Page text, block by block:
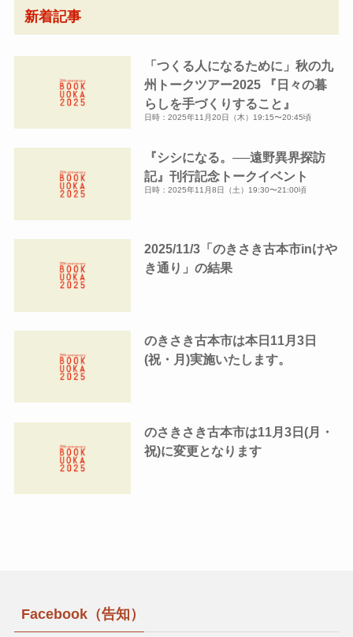
ー
カ
新着記事
「つくる人になるために」秋の九
州トークツアー2025 『日々の暮
らしを手づくりすること』
日時：2025年11月20日（木）19:15〜20:45頃
『シシになる。──遠野異界探訪
記』刊行記念トークイベント
日時：2025年11月8日（土）19:30〜21:00頃
2025/11/3「のきさき古本市inけや
き通り」の結果
のきさき古本市は本日11月3日
(祝・月)実施いたします。
のさきさき古本市は11月3日(月・
祝)に変更となります
Facebook（告知）